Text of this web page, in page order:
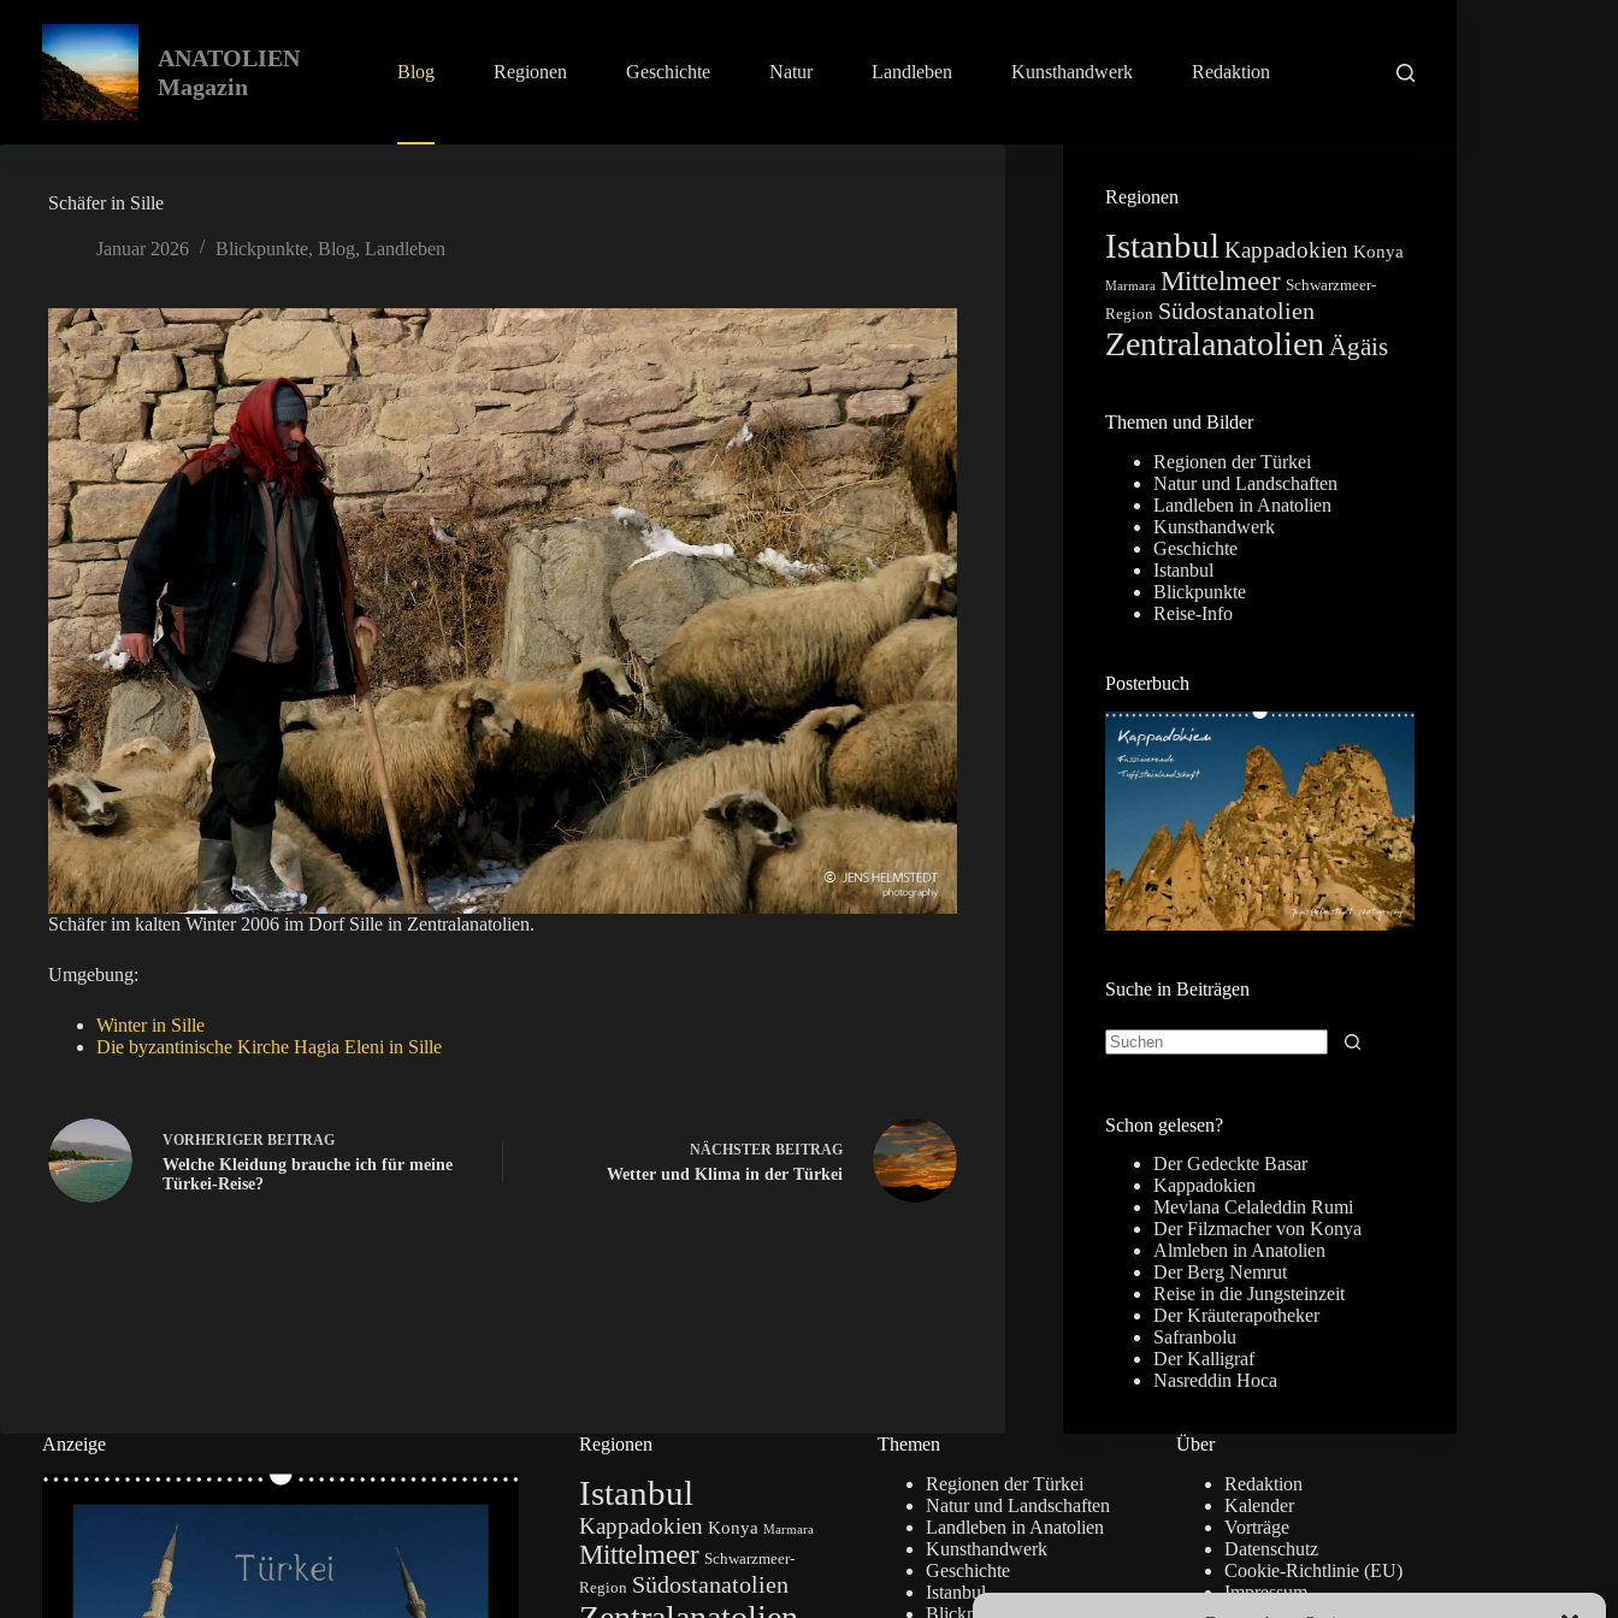
springen
ANATOLIEN
Magazin
Blog Regionen Geschichte Natur Landleben Kunsthandwerk Redaktion
Schäfer in Sille
Januar 2026 Blickpunkte, Blog, Landleben
Schäfer im kalten Winter 2006 im Dorf Sille in Zentralanatolien.
Umgebung:
Winter in Sille
Die byzantinische Kirche Hagia Eleni in Sille
VORHERIGER BEITRAG
Welche Kleidung brauche ich für meine
Türkei-Reise?
NÄCHSTER BEITRAG
Wetter und Klima in der Türkei
Regionen
Istanbul Kappadokien Konya
Marmara Mittelmeer Schwarzmeer-
Region Südostanatolien
Zentralanatolien Ägäis
Themen und Bilder
Regionen der Türkei
Natur und Landschaften
Landleben in Anatolien
Kunsthandwerk
Geschichte
Istanbul
Blickpunkte
Reise-Info
Posterbuch
Suche in Beiträgen
Schon gelesen?
Der Gedeckte Basar
Kappadokien
Mevlana Celaleddin Rumi
Der Filzmacher von Konya
Almleben in Anatolien
Der Berg Nemrut
Reise in die Jungsteinzeit
Der Kräuterapotheker
Safranbolu
Der Kalligraf
Nasreddin Hoca
Anzeige Regionen
Istanbul
Kappadokien Konya Marmara
Mittelmeer Schwarzmeer-
Region Südostanatolien
Themen
Regionen der Türkei
Natur und Landschaften
Landleben in Anatolien
Kunsthandwerk
Geschichte
Istanbul
Über
Redaktion
Kalender
Vorträge
Datenschutz
Cookie-Richtlinie (EU)
Impressum